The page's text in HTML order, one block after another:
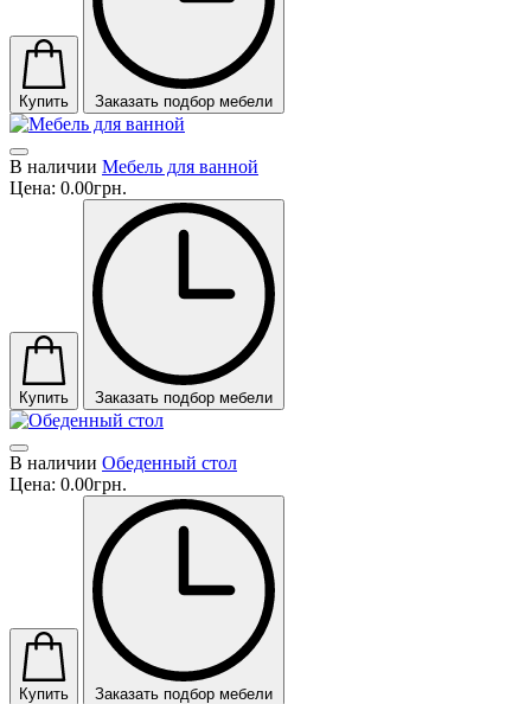
Купить Заказать подбор мебели
В наличии Мебель для ванной
Цена: 0.00грн.
Купить Заказать подбор мебели
В наличии Обеденный стол
Цена: 0.00грн.
Купить Заказать подбор мебели